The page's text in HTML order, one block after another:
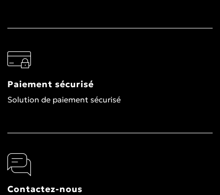
Paiement sécurisé
Solution de paiement sécurisé
Contactez-nous